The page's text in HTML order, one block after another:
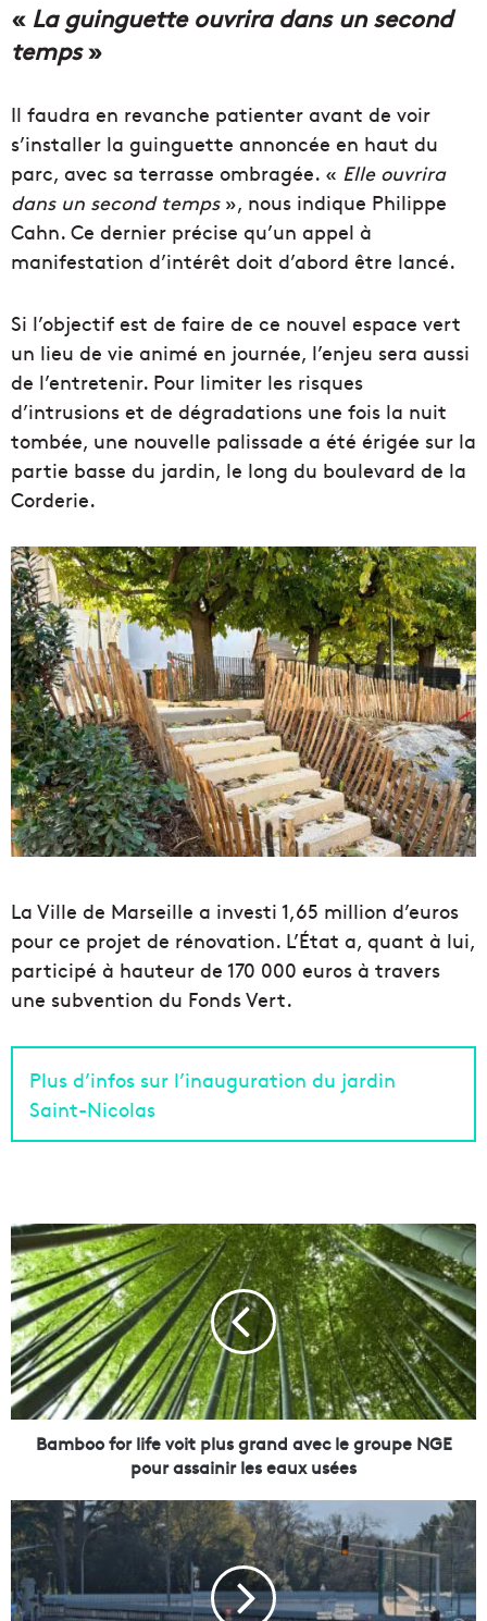
« La guinguette ouvrira dans un second
temps»
Il faudra en revanche patienter avant de voir
s’installer la guinguette annoncée en haut du
parc, avec sa terrasse ombragée. « Elle ouvrira
dans un second temps», nous indique Philippe
Cahn. Ce dernier précise qu’un appel à
manifestation d’intérêt doit d’abord être lancé.
Si l’objectif est de faire de ce nouvel espace vert
un lieu de vie animé en journée, l’enjeu sera aussi
de l’entretenir. Pour limiter les risques
d’intrusions et de dégradations une fois la nuit
tombée, une nouvelle palissade a été érigée sur la
partie basse du jardin, le long du boulevard de la
Corderie.
La Ville de Marseille a investi 1,65 million d’euros
pour ce projet de rénovation. L’État a, quant à lui,
participé à hauteur de 170 000 euros à travers
une subvention du Fonds Vert.
Plus d’infos sur l’inauguration du jardin
Saint-Nicolas
B
a
m
b
o
o
f
o
r
e
v
o
i
t
Bamboo for life voit plus grand avec le groupe NGE
pour assainir les eaux usées
B
o
u
l
e